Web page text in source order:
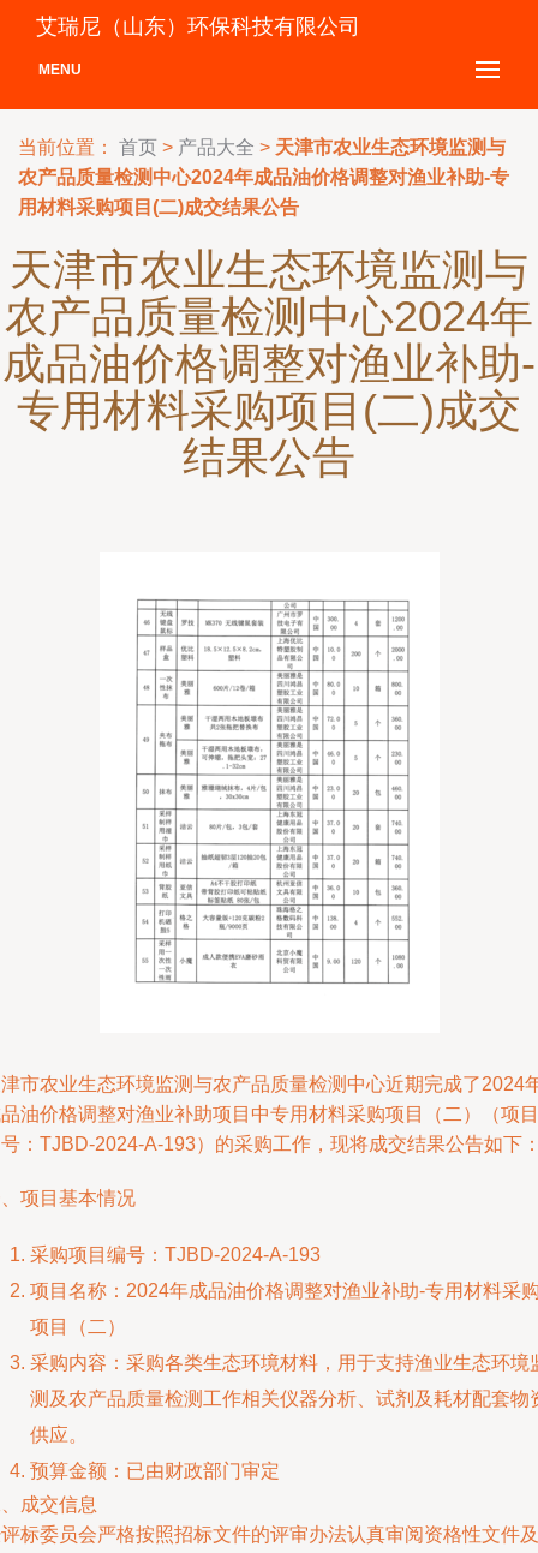
艾瑞尼（山东）环保科技有限公司
MENU
当前位置： 首页 > 产品大全 > 天津市农业生态环境监测与
农产品质量检测中心2024年成品油价格调整对渔业补助-专
用材料采购项目(二)成交结果公告
天津市农业生态环境监测与
农产品质量检测中心2024年
成品油价格调整对渔业补助-
专用材料采购项目(二)成交
结果公告
市农业生态环境监测与农产品质量检测中心近期完成了2024
油价格调整对渔业补助项目中专用材料采购项目（二）（项目
：TJBD-2024-A-193）的采购工作，现将成交结果公告如下
项目基本情况
采购项目编号：TJBD-2024-A-193
项目名称：2024年成品油价格调整对渔业补助-专用材料采
项目（二）
采购内容：采购各类生态环境材料，用于支持渔业生态环境
测及农产品质量检测工作相关仪器分析、试剂及耗材配套物
供应。
预算金额：已由财政部门审定
成交信息
标委员会严格按照招标文件的评审办法认真审阅资格性文件及